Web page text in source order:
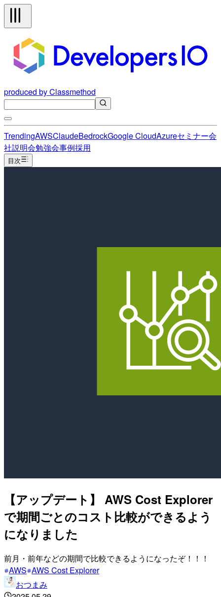
produced by Classmethod
TrendingAWSClaudeBedrockGoogle CloudAzureセミナー会
社説明会勉強会事例採用
目次
【アップデート】 AWS Cost Explorer
で期間ごとのコスト比較ができるよう
になりました
前月・前年などの期間で比較できるようになったぞ！！！
AWS AWS Cost Explorer
おつまみ